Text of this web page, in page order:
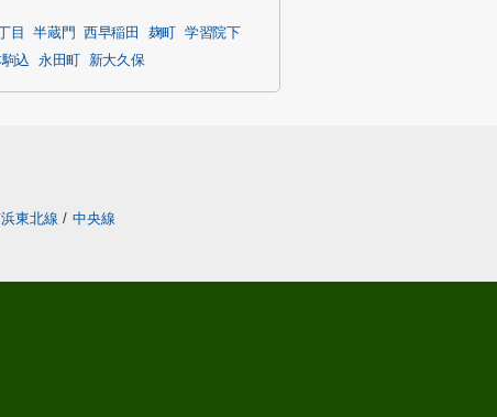
目 半蔵門 西早稲田 麹町
学習院下
込 永田町 新大久保
東北線 / 中央線